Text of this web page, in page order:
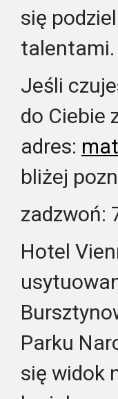
się
talentami.
Jeśli
do Ciebie
adres:
bliżej
zadzwoń:
Hotel
Parku
się widok